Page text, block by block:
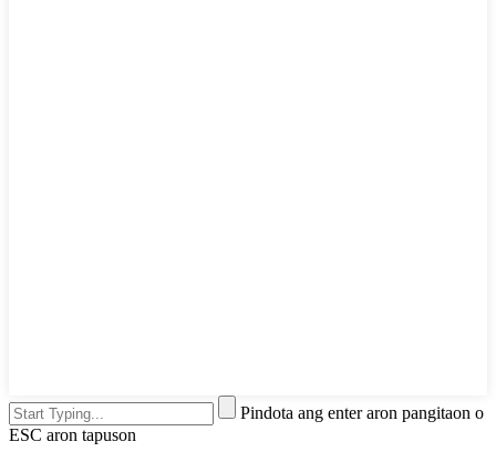
Pindota ang enter aron pangitaon o
ESC aron tapuson